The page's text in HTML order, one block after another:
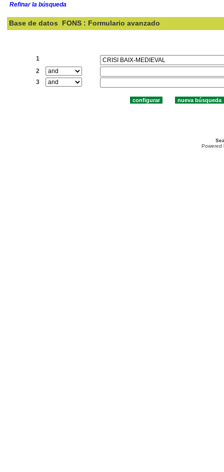
Refinar la búsqueda
Base de datos FONS : Formulario avanzado
1
2
3